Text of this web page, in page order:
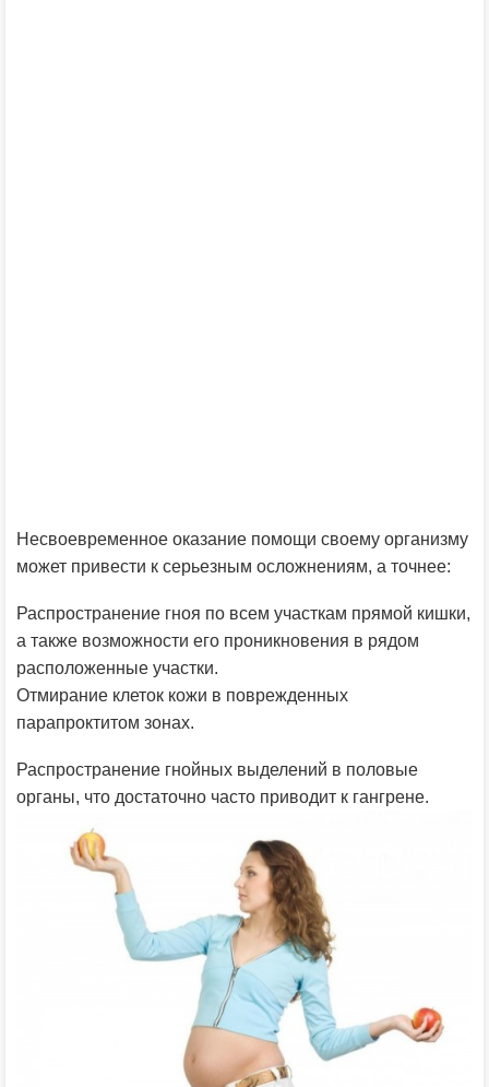
Несвоевременное оказание помощи своему организму
может привести к серьезным осложнениям, а точнее:
Распространение гноя по всем участкам прямой кишки,
а также возможности его проникновения в рядом
расположенные участки.
Отмирание клеток кожи в поврежденных
парапроктитом зонах.
Распространение гнойных выделений в половые
органы, что достаточно часто приводит к гангрене.